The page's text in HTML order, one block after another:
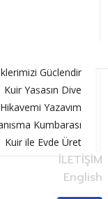
Güçlendir
Kuir Yaşasın Diye
Yazayım
Kumbarası
Kuir ile Evde Üret
İLETİŞİM
English